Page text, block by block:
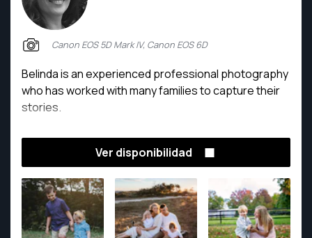
Canon EOS 5D Mark IV, Canon EOS 6D
Belinda is an experienced professional photography
who has worked with many families to capture their
stories.
Ver disponibilidad